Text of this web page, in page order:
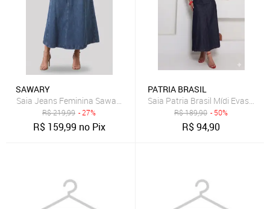
SAWARY
Saia Jeans Feminina Sawary Longa Cintura Alta Azul
R$219,99 - 27%
R$ 159,99 no Pix
PATRIA BRASIL
Saia Patria Brasil Mídi Evasê de
R$189,90 - 50%
R$94,90